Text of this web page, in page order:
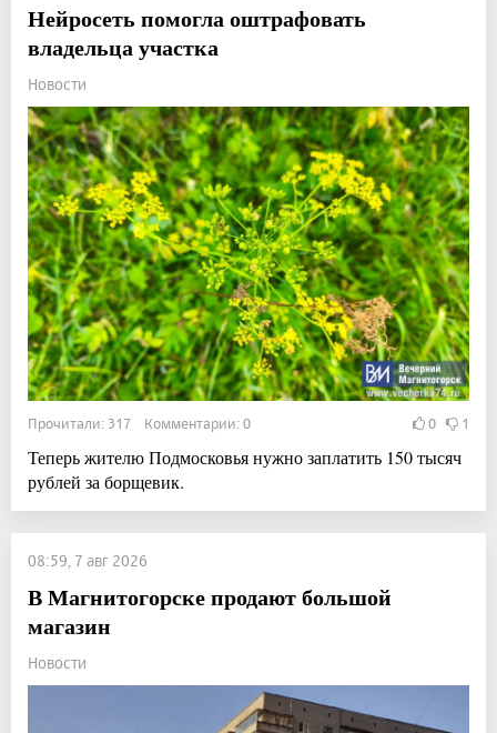
Нейросеть помогла оштрафовать
владельца участка
Новости
Прочитали: 317 Комментарии: 0 0 1
Теперь жителю Подмосковья нужно заплатить 150 тысяч
рублей за борщевик.
08:59, 7 авг 2026
В Магнитогорске продают большой
магазин
Новости